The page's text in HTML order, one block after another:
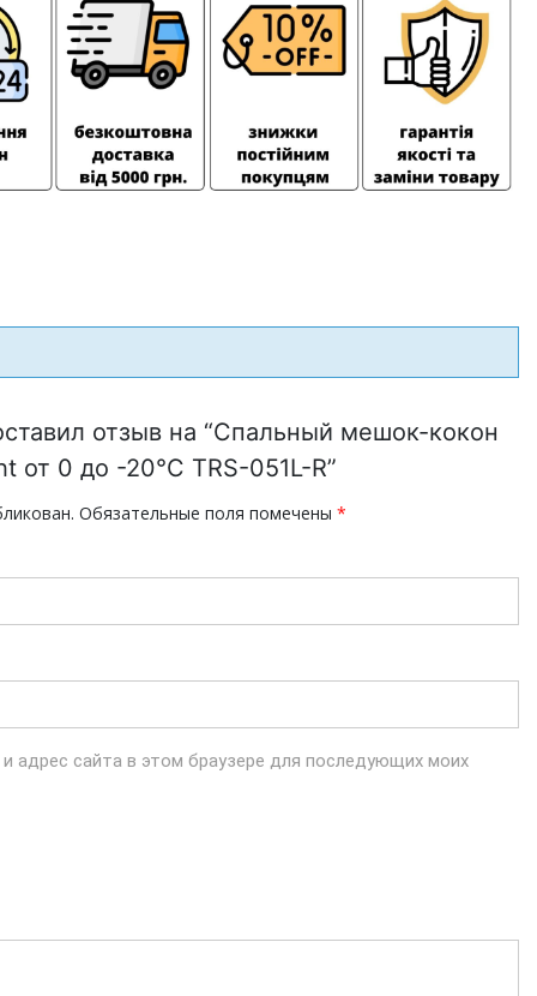
отзыв на “Спальный мешок-кокон
от 0 до -20°С TRS-051L-R”
Обязательные поля помечены *
адрес сайта в этом браузере для последующих моих